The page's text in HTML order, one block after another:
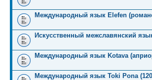
Международный язык Elefen
Искусственный межславянский
Международный язык Kotava
Международный язык Toki Pona